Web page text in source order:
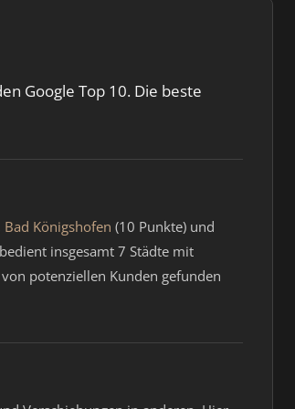
Google Top 10. Die beste
Bad Königshofen (10 Punkte) und
insgesamt 7 Städte mit
potenziellen Kunden gefunden